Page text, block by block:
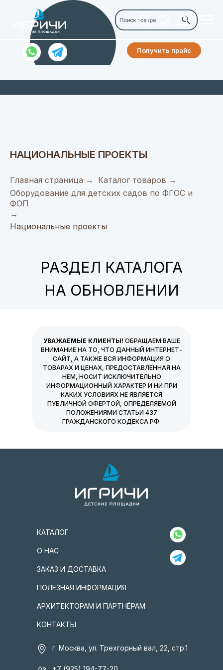
Получить прайс
НАЦИОНАЛЬНЫЕ ПРОЕКТЫ
Главная страница → Каталог товаров →
Оборудование для детских садов по ФГОС и
ФОП
→
Национальные проекты
РАЗДЕЛ КАТАЛОГА
НА ОБНОВЛЕНИИ
УВАЖАЕМЫЕ КЛИЕНТЫ! ОБРАЩАЕМ ВАШЕ
ВНИМАНИЕ НА ТО, ЧТО ДАННЫЙ ИНТЕРНЕТ-
САЙТ, А ТАКЖЕ ВСЯ ИНФОРМАЦИЯ О
ТОВАРАХ И ЦЕНАХ, ПРЕДОСТАВЛЕННАЯ НА
НЁМ, НОСИТ ИСКЛЮЧИТЕЛЬНО
ИНФОРМАЦИОННЫЙ ХАРАКТЕР И НИ ПРИ
КАКИХ УСЛОВИЯХ НЕ ЯВЛЯЕТСЯ
ПУБЛИЧНОЙ ОФЕРТОЙ, ОПРЕДЕЛЯЕМОЙ
ПОЛОЖЕНИЯМИ СТАТЬИ 437
ГРАЖДАНСКОГО КОДЕКСА РФ.
АРХИТЕКТОРАМ И ПАРТНЁРАМ
КОНТАКТЫ
ПОЛЕЗНАЯ ИНФОРМАЦИЯ
ЗАКАЗ И ДОСТАВКА
О НАС
КАТАЛОГ
г. Москва, ул. Трехгорный вал, 22, стр.1